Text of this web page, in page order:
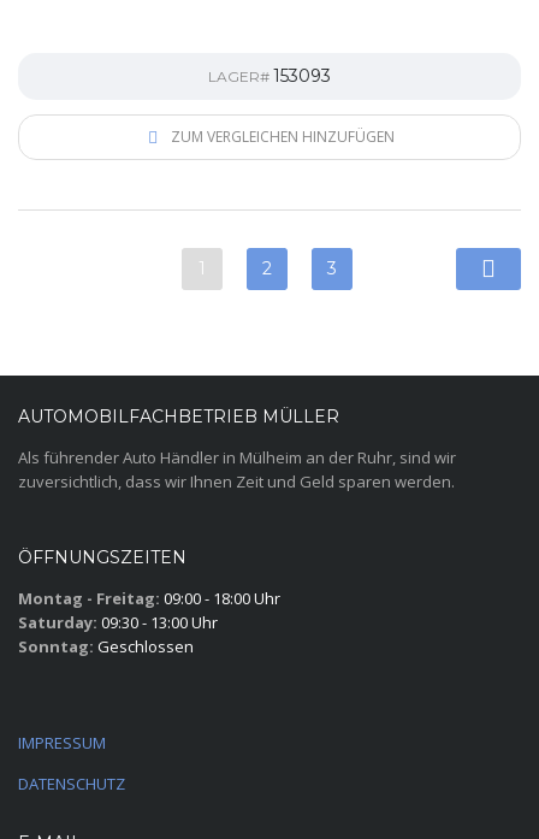
LAGER# 153093
ZUM VERGLEICHEN HINZUFÜGEN
1 2 3
AUTOMOBILFACHBETRIEB MÜLLER
Als führender Auto Händler in Mülheim an der Ruhr, sind wir
zuversichtlich, dass wir Ihnen Zeit und Geld sparen werden.
ÖFFNUNGSZEITEN
Montag - Freitag: 09:00 - 18:00 Uhr
Saturday: 09:30 - 13:00 Uhr
Sonntag: Geschlossen
IMPRESSUM
DATENSCHUTZ